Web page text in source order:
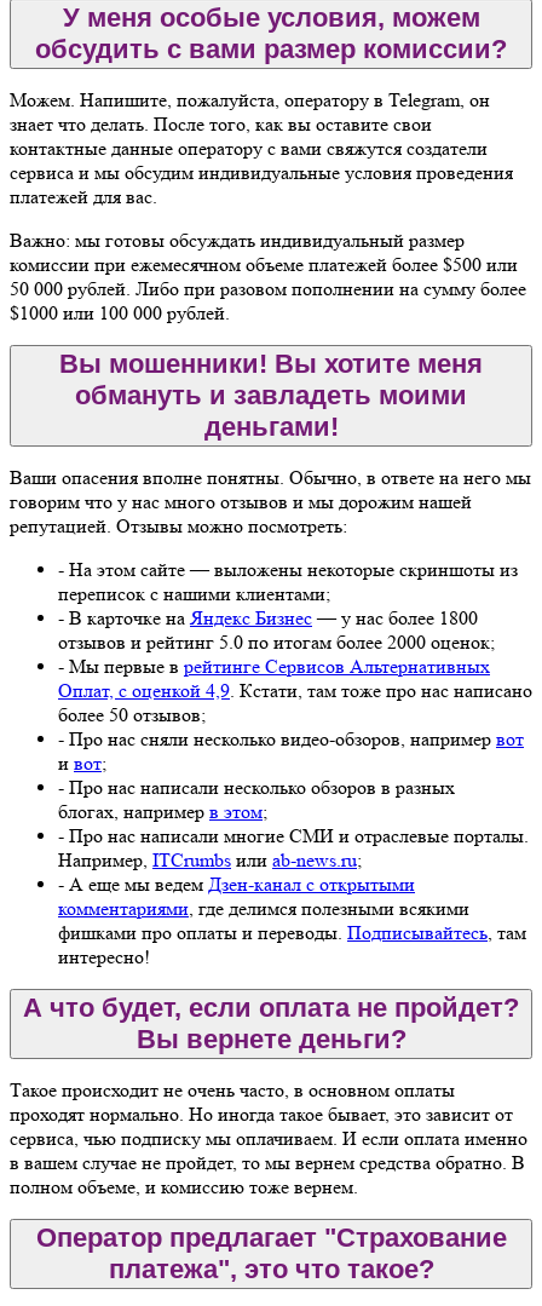
У меня особые условия, можем
обсудить с вами размер комиссии?
Можем. Напишите, пожалуйста, оператору в Telegram, он
знает что делать. После того, как вы оставите свои
контактные данные оператору с вами свяжутся создатели
сервиса и мы обсудим индивидуальные условия проведения
платежей для вас.
Важно: мы готовы обсуждать индивидуальный размер
комиссии при ежемесячном объеме платежей более $500 или
50 000 рублей. Либо при разовом пополнении на сумму более
$1000 или 100 000 рублей.
Вы мошенники! Вы хотите меня
обмануть и завладеть моими
деньгами!
Ваши опасения вполне понятны. Обычно, в ответе на него мы
говорим что у нас много отзывов и мы дорожим нашей
репутацией. Отзывы можно посмотреть:
- На этом сайте — выложены некоторые скриншоты из
переписок с нашими клиентами;
- В карточке наЯндекс Бизнес— у нас более 1800
отзывов и рейтинг 5.0 по итогам более 2000 оценок;
- Мы первые в рейтинге Сервисов Альтернативных
Оплат, с оценкой 4,9. Кстати, там тоже про нас написано
более 50 отзывов;
- Про нас сняли несколько видео-обзоров, например вот
и вот;
- Про нас написали несколько обзоров в разных
блогах, например в этом;
- Про нас написали многие СМИ и отраслевые порталы.
Например, ITCrumbs или ab-news.ru;
- А еще мы ведем Дзен-канал с открытыми
комментариями, где делимся полезными всякими
фишками про оплаты и переводы. Подписывайтесь, там
интересно!
А что будет, если оплата не пройдет?
Вы вернете деньги?
Такое происходит не очень часто, в основном оплаты
проходят нормально. Но иногда такое бывает, это зависит от
сервиса, чью подписку мы оплачиваем. И если оплата именно
в вашем случае не пройдет, то мы вернем средства обратно. В
полном объеме, и комиссию тоже вернем.
Оператор предлагает "Страхование
платежа", это что такое?